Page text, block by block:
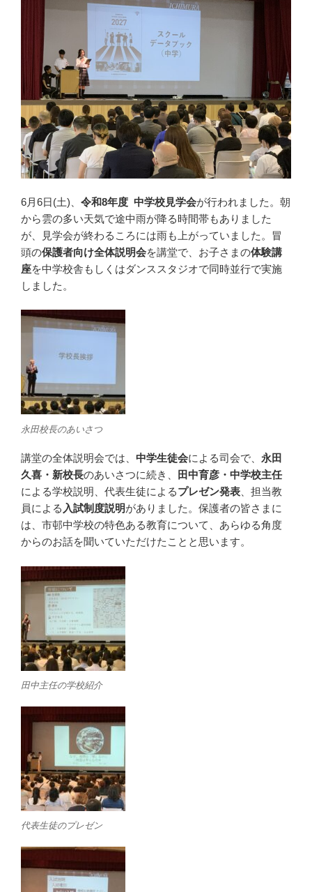
6月6日(土)、 令和8年度 中学校見学会が行われました。朝
から雲の多い天気で途中雨が降る時間帯もありました
が、見学会が終わるころには雨も上がっていました。冒
頭の保護者向け全体説明会を講堂で、お子さまの体験講
座を中学校舎もしくはダンススタジオで同時並行で実施
しました。
永田校長のあいさつ
講堂の全体説明会では、 中学生徒会による司会で、 永田
久喜・新校長のあいさつに続き、
田中育彦・中学校主任
による学校説明、代表生徒によるプレゼン発表 、担当教
員による 入試制度説明がありました。保護者の皆さまに
は、市邨中学校の特色ある教育について、あらゆる角度
からのお話を聞いていただけたことと思います。
田中主任の学校紹介
代表生徒のプレゼン